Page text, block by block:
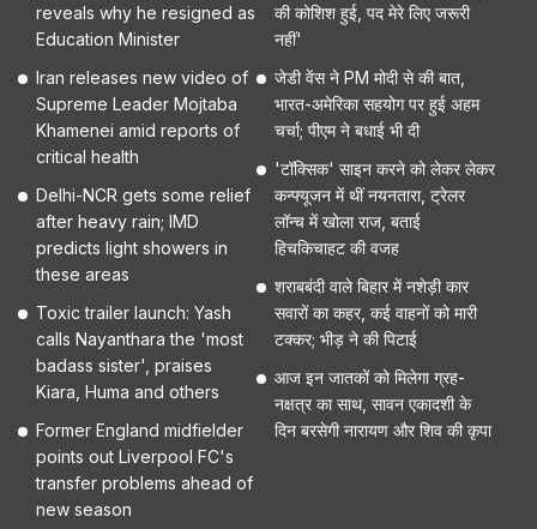
reveals why he resigned as
Education Minister
Iran releases new video of
Supreme Leader Mojtaba
Khamenei amid reports of
critical health
Delhi-NCR gets some relief
after heavy rain; IMD
predicts light showers in
these areas
Toxic trailer launch: Yash
calls Nayanthara the 'most
badass sister', praises
Kiara, Huma and others
Former England midfielder
points out Liverpool FC's
transfer problems ahead of
new season
की कोशिश हुई, पद मेरे लिए जरूरी
नहीं'
जेडी वेंस ने PM मोदी से की बात,
भारत-अमेरिका सहयोग पर हुई अहम
चर्चा; पीएम ने बधाई भी दी
'टॉक्सिक' साइन करने को लेकर लेकर
कन्फ्यूजन में थीं नयनतारा, ट्रेलर
लॉन्च में खोला राज, बताई
हिचकिचाहट की वजह
शराबबंदी वाले बिहार में नशेड़ी कार
सवारों का कहर, कई वाहनों को मारी
टक्कर; भीड़ ने की पिटाई
आज इन जातकों को मिलेगा ग्रह-
नक्षत्र का साथ, सावन एकादशी के
दिन बरसेगी नारायण और शिव की कृपा